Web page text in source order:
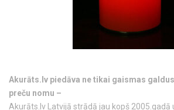
Akurāts.lv piedāva ne tikai gaismas
preču nomu –
Akurāts.lv Latvijā strādā jau kopš 2005.gadā